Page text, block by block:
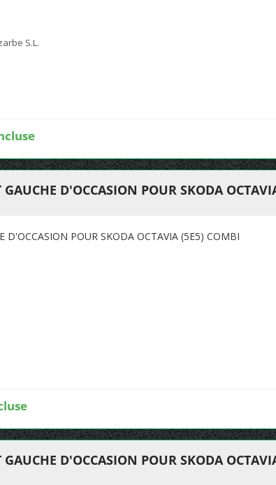
S.L.
GAUCHE D'OCCASION POUR SKODA
D'OCCASION POUR SKODA OCTAVIA (5E5) COMBI
GAUCHE D'OCCASION POUR SKODA